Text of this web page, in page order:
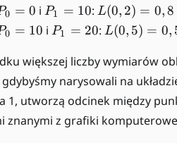
0 = 0 iP
_
=
0
P1 = 10: L
(
2
=
0,
8
L(0, 2) = 0,8
1
0
0 = 10 iP
1
=
2
0
P1 = 20: L
0,
5
)
=
0,
L(0, 5) = 0,
większej liczby wymiarów
narysowali na
1, utworzą odcinek między
znanymi z grafiki